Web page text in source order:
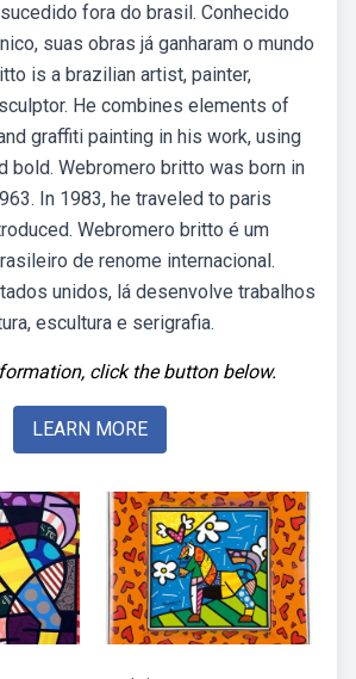
fora do brasil. Conhecido
suas obras já ganharam o mundo
is a brazilian artist, painter,
He combines elements of
graffiti painting in his work, using
bold. Webromero britto was born in
In 1983, he traveled to paris
Webromero britto é um
de renome internacional.
unidos, lá desenvolve trabalhos
escultura e serigrafia.
click the button below.
LEARN MORE